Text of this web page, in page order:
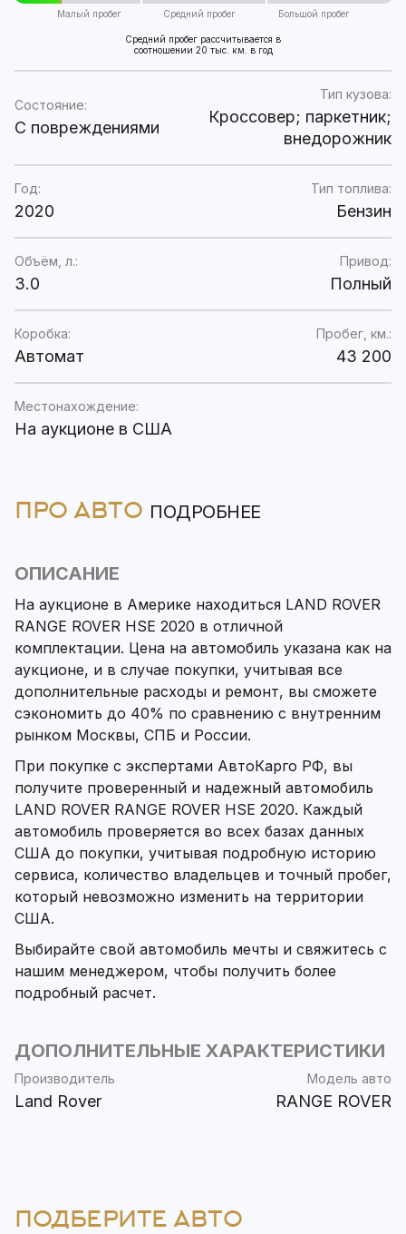
Малый пробег Средний пробег Большой пробег
Средний пробег рассчитывается в
соотношении 20 тыс. км. в год
Состояние:
C повреждениями
Тип кузова:
Кроссовер; паркетник;
внедорожник
Год:
2020
Тип топлива:
Бензин
Объём, л.:
3.0
Привод:
Полный
Коробка:
Автомат
Пробег, км.:
43 200
Местонахождение:
На аукционе в США
ПРО АВТО ПОДРОБНЕЕ
ОПИСАНИЕ
На аукционе в Америке находиться LAND ROVER
RANGE ROVER HSE 2020 в отличной
комплектации. Цена на автомобиль указана как на
аукционе, и в случае покупки, учитывая все
дополнительные расходы и ремонт, вы сможете
сэкономить до 40% по сравнению с внутренним
рынком Москвы, СПБ и России.
При покупке с экспертами АвтоКарго РФ, вы
получите проверенный и надежный автомобиль
LAND ROVER RANGE ROVER HSE 2020. Каждый
автомобиль проверяется во всех базах данных
США до покупки, учитывая подробную историю
сервиса, количество владельцев и точный пробег,
который невозможно изменить на территории
США.
Выбирайте свой автомобиль мечты и свяжитесь с
нашим менеджером, чтобы получить более
подробный расчет.
ДОПОЛНИТЕЛЬНЫЕ ХАРАКТЕРИСТИКИ
Производитель
Land Rover
Модель авто
RANGE ROVER
ПОДБЕРИТЕ АВТО